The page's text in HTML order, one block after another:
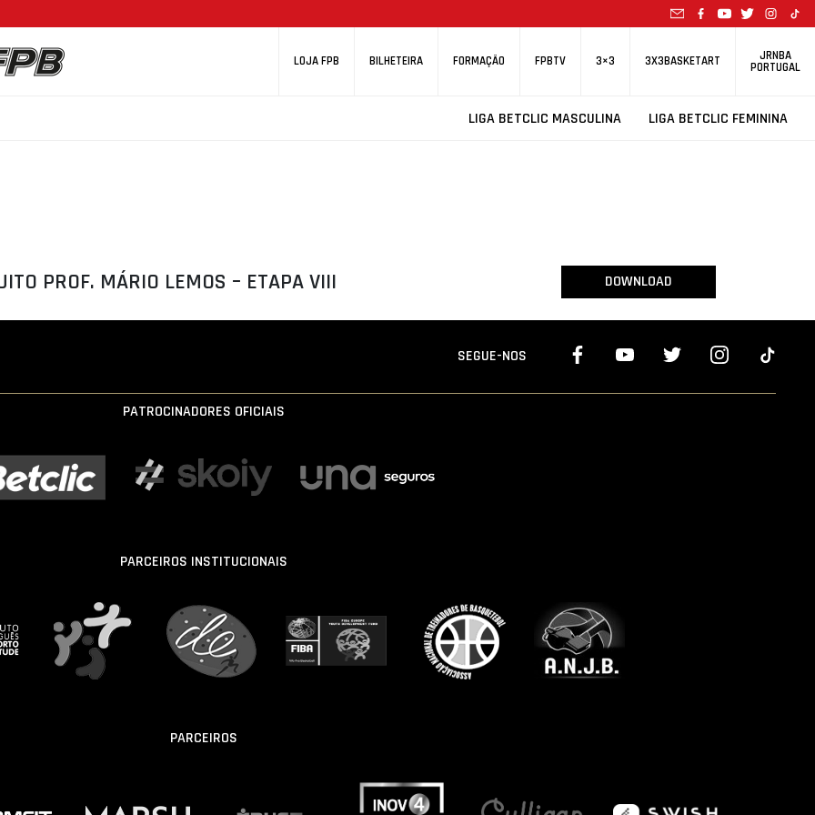
LOJA FPB BILHETEIRA FORMAÇÃO FPBTV 3×3 3X3BASKETART JRNBA
PORTUGAL
LIGA BETCLIC MASCULINA LIGA BETCLIC FEMININA
PROF. MÁRIO LEMOS – ETAPA VIII DOWNLOAD
SEGUE-NOS
PATROCINADORES OFICIAIS
PARCEIROS INSTITUCIONAIS
PARCEIROS